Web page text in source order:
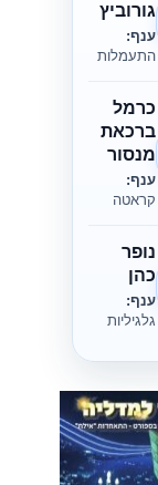
גורוביץ
ענף:
התעמלות
כרמל
ברכאת
מנסור
ענף:
קראטה
נופר
כהן
ענף:
גלגיליות